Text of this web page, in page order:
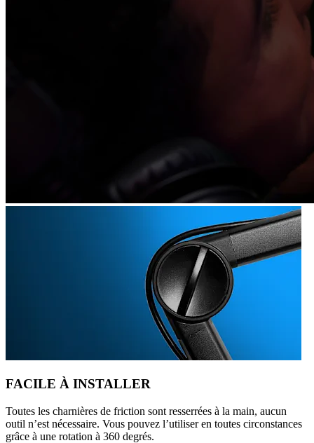
FACILE À INSTALLER
Toutes les charnières de friction sont resserrées à la main, aucun
outil n’est nécessaire. Vous pouvez l’utiliser en toutes circonstances
grâce à une rotation à 360 degrés.